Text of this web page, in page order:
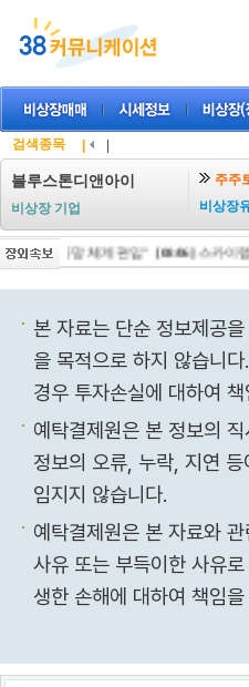
검색종목
블루스톤디앤아이
비상장 기업
주주
비상장
년 방공망 체계 편입" [08/06]스카이랩
[08/07]"팔자" 외인 vs "